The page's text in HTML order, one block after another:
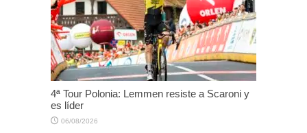
4ª Tour Polonia: Lemmen resiste a Scaroni y
es líder
06/08/2026